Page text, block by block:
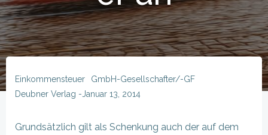
Einkommensteuer
GmbH-Gesellschafter/-GF
Deubner Verlag -Januar 13, 2014
Grundsätzlich gilt als Schenkung auch der auf dem